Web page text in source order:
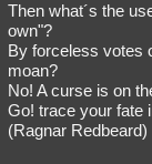
Then what´s the
own"?
By forceless votes
moan?
No! A curse is on
Go! trace your fate
(Ragnar Redbeard)